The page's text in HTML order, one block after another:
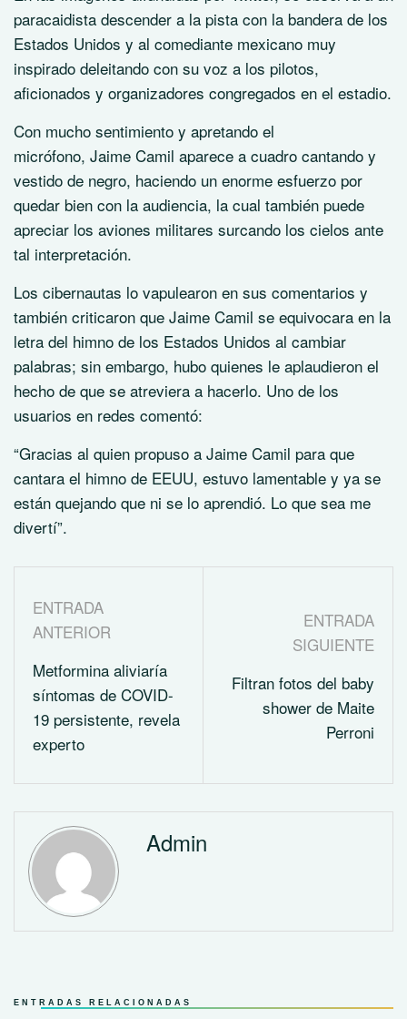
paracaidista descender a la pista con la bandera de los
Estados Unidos y al comediante mexicano muy
inspirado deleitando con su voz a los pilotos,
aficionados y organizadores congregados en el estadio.
Con mucho sentimiento y apretando el
micrófono, Jaime Camil aparece a cuadro cantando y
vestido de negro, haciendo un enorme esfuerzo por
quedar bien con la audiencia, la cual también puede
apreciar los aviones militares surcando los cielos ante
tal interpretación.
Los cibernautas lo vapulearon en sus comentarios y
también criticaron que Jaime Camil se equivocara en la
letra del himno de los Estados Unidos al cambiar
palabras; sin embargo, hubo quienes le aplaudieron el
hecho de que se atreviera a hacerlo. Uno de los
usuarios en redes comentó:
“Gracias al quien propuso a Jaime Camil para que
cantara el himno de EEUU, estuvo lamentable y ya se
están quejando que ni se lo aprendió. Lo que sea me
divertí”.
ENTRADA
ANTERIOR
Metformina aliviaría
síntomas de COVID-
19 persistente, revela
experto
ENTRADA
SIGUIENTE
Filtran fotos del baby
shower de Maite
Perroni
Admin
ENTRADAS RELACIONADAS